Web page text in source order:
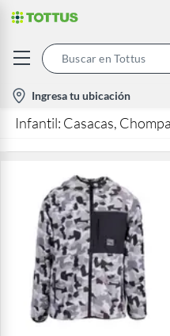
location-
icon
Ingresa tu ubicación
Infantil: Casacas,